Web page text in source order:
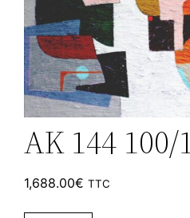
AK 144
1,688.00€ TTC